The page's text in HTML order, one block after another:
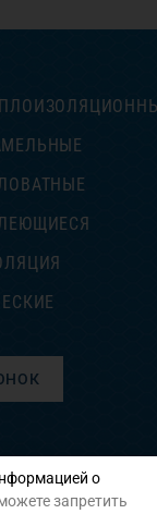
о
запретить